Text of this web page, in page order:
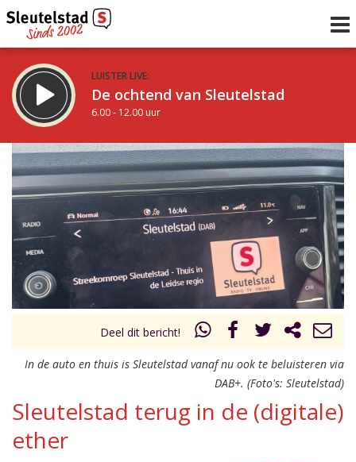
LUISTER LIVE:
De ochtend van Sleutelstad
6.00 - 12.00 uur
STRAKS:
De middag van Sleutelstad
12.00 - 18.00 uur
Vorig uur
uur 1 van 0 Volgend uur
Deel dit bericht!
In de auto en thuis is Sleutelstad vanaf nu ook te beluisteren via
DAB+. (Foto's: Sleutelstad)
Sleutelstad terug in de (digitale)
ether